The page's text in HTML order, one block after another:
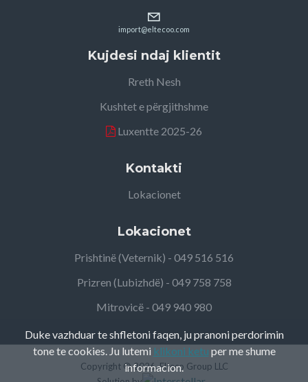
import@eltecoo.com
Kujdesi ndaj klientit
Rreth Nesh
Kushtet e përgjithshme
Luxentte 2025-26
Kontakti
Lokacionet
Lokacionet
Prishtinë (Veternik) - 049 516 516
Prizren (Lubizhdë) - 049 758 758
Mitrovicë - 049 940 980
Copyright ©2026, Elteco Group LLC
Duke vazhduar te shfletoni faqen, ju pranoni perdorimin
tone te cookies. Ju lutemi klikoni ketu per me shume
informacion.